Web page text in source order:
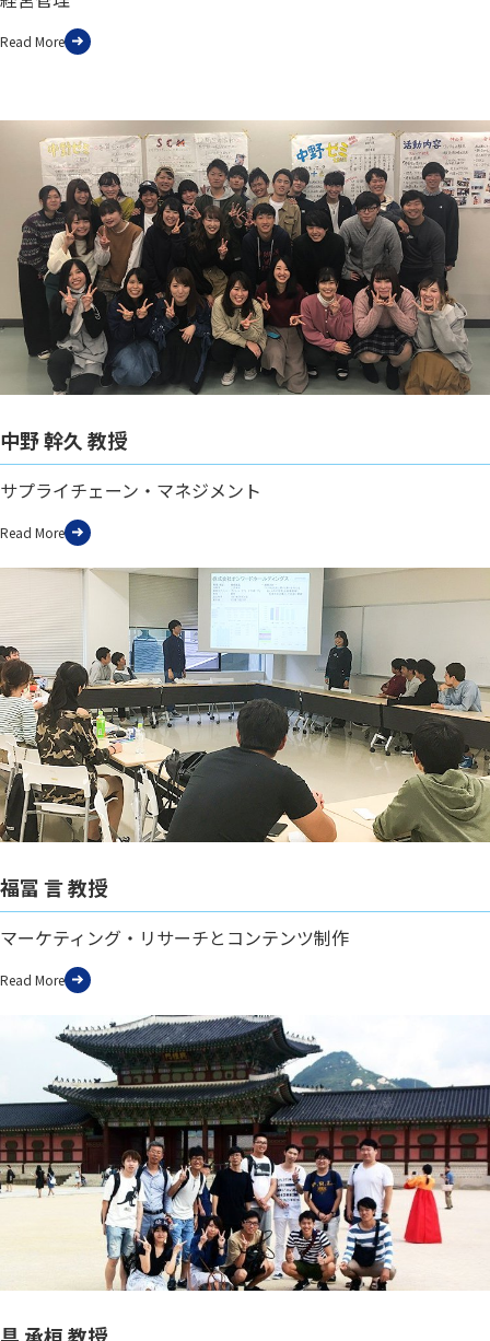
Read More
中野 幹久 教授
サプライチェーン・マネジメント
Read More
福冨 言 教授
マーケティング・リサーチとコンテンツ制作
Read More